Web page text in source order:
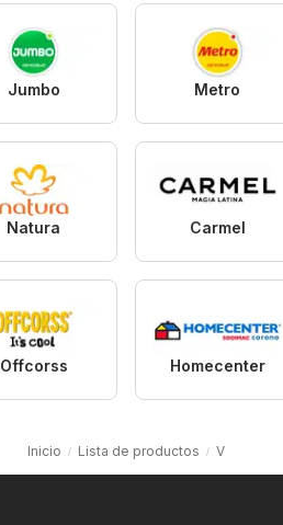
Jumbo Metro
Natura Carmel
Offcorss Homecenter
Inicio Lista de productos V